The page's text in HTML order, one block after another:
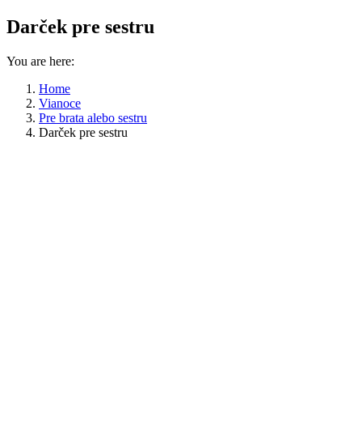
Darček pre sestru
You are here:
Home
Vianoce
Pre brata alebo sestru
Darček pre sestru